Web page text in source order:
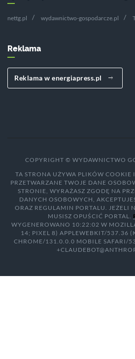
nettg.pl wydawnictwo-gospodarcze.pl
Reklama
Reklama w energiapress.pl
COPYRIGHT © WYDAWNICTWO
TA STRONA UŻYWA PLIKÓW COOKIE
PRZETWARZANE TWOJE DANE
STRONIE, WYRAŻASZ ZGODĘ NA
DANYCH OSOBOWYCH,
ORAZ REGULAMIN PORTALU. JEŻELI
MUSISZ OPUŚCIĆ PORTAL.
WYGENEROWANO 10:22:02 W
14; PIXEL 8) APPLEWEBKIT/537.36
CHROME/131.0.0.0 MOBILE SAFARI/